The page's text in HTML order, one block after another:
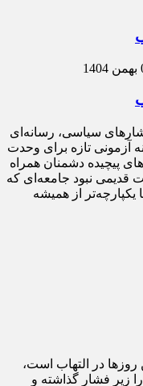
سیاسی، رسانه‌ای
آزمونی تازه برای وحدت
پیچیده دشمنان همراه
قدیمی نبود جامعه‌ای که
از همیشه
روزها در التهاب است،
زیر فشار گذاشته و